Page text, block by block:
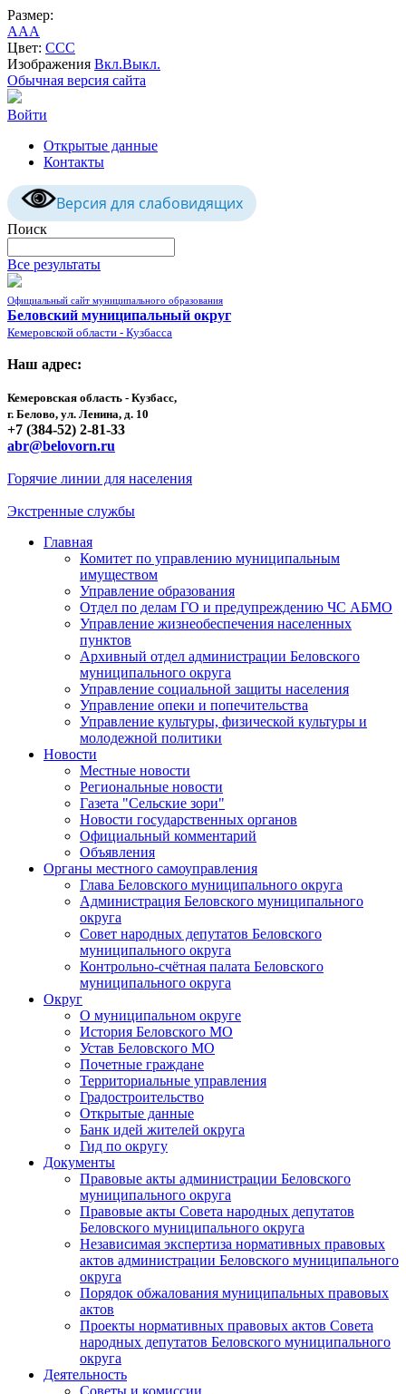
Размер:
AAA
Цвет: CCC
Изображения Вкл.Выкл.
Обычная версия сайта
Войти
Открытые данные
Контакты
Версия для слабовидящих
Поиск
Все результаты
Официальный сайт муниципального образования
Беловский муниципальный округ
Кемеровской области - Кузбасса
Наш адрес:
Кемеровская область - Кузбасс,
г. Белово, ул. Ленина, д. 10
+7 (384-52) 2-81-33
abr@belovorn.ru
Горячие линии для населения
Экстренные службы
Главная
Комитет по управлению муниципальным
имуществом
Управление образования
Отдел по делам ГО и предупреждению ЧС АБМО
Управление жизнеобеспечения населенных
пунктов
Архивный отдел администрации Беловского
муниципального округа
Управление социальной защиты населения
Управление опеки и попечительства
Управление культуры, физической культуры и
молодежной политики
Новости
Местные новости
Региональные новости
Газета "Сельские зори"
Новости государственных органов
Официальный комментарий
Объявления
Органы местного самоуправления
Глава Беловского муниципального округа
Администрация Беловского муниципального
округа
Совет народных депутатов Беловского
муниципального округа
Контрольно-счётная палата Беловского
муниципального округа
Округ
О муниципальном округе
История Беловского МО
Устав Беловского МО
Почетные граждане
Территориальные управления
Градостроительство
Открытые данные
Банк идей жителей округа
Гид по округу
Документы
Правовые акты администрации Беловского
муниципального округа
Правовые акты Совета народных депутатов
Беловского муниципального округа
Независимая экспертиза нормативных правовых
актов администрации Беловского муниципального
округа
Порядок обжалования муниципальных правовых
актов
Проекты нормативных правовых актов Совета
народных депутатов Беловского муниципального
округа
Деятельность
Советы и комиссии